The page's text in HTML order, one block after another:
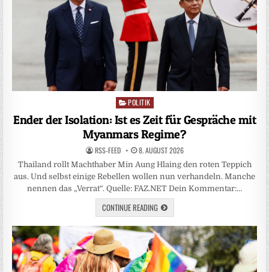
Posted
in
POLITIK
Ender der Isolation: Ist es Zeit für Gespräche mit
Myanmars Regime?
RSS-FEED 8. AUGUST 2026
Thailand rollt Machthaber Min Aung Hlaing den roten Teppich
aus. Und selbst einige Rebellen wollen nun verhandeln. Manche
nennen das „Verrat“. Quelle: FAZ.NET Dein Kommentar:…
CONTINUE READING